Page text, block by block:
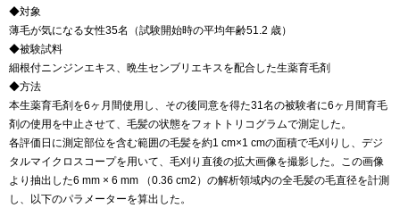
◆対象
薄毛が気になる女性35名（試験開始時の平均年齢51.2 歳）
◆被験試料
細根付ニンジンエキス、晩生センブリエキスを配合した生薬育毛剤
◆方法
本生薬育毛剤を6ヶ月間使用し、その後同意を得た31名の被験者に6ヶ月間育毛
剤の使用を中止させて、毛髪の状態をフォトトリコグラムで測定した。
各評価日に測定部位を含む範囲の毛髪を約1 cm×1 cmの面積で毛刈りし、デジ
タルマイクロスコープを用いて、毛刈り直後の拡大画像を撮影した。この画像
より抽出した6 mm × 6 mm （0.36 cm2）の解析領域内の全毛髪の毛直径を計測
し、以下のパラメーターを算出した。